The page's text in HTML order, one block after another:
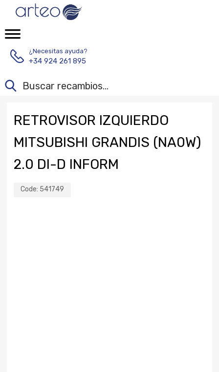
¿Necesitas ayuda?
+34 924 261 895
RETROVISOR IZQUIERDO
MITSUBISHI GRANDIS (NA0W)
2.0 DI-D INFORM
Code: 541749